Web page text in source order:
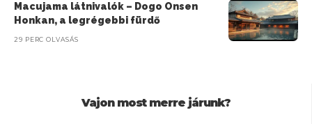
Macujama látnivalók – Dogo Onsen
Honkan, a legrégebbi fürdő
29 PERC OLVASÁS
Vajon most merre járunk?